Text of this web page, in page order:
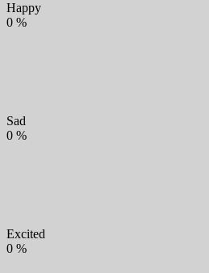
Happy
0 %
Sad
0 %
Excited
0 %